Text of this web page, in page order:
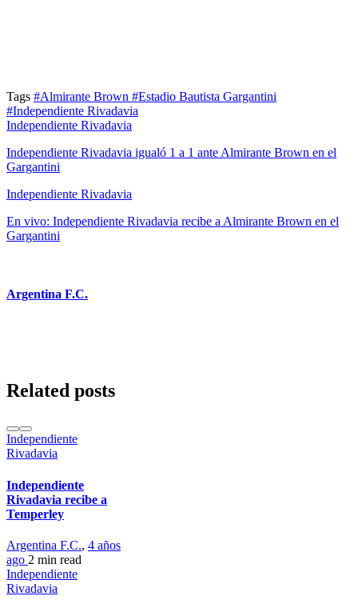
Tags #Almirante Brown #Estadio Bautista Gargantini
#Independiente Rivadavia
Independiente Rivadavia
Independiente Rivadavia igualó 1 a 1 ante Almirante Brown en el
Gargantini
Independiente Rivadavia
En vivo: Independiente Rivadavia recibe a Almirante Brown en el
Gargantini
Argentina F.C.
Related posts
Independiente
Rivadavia
Independiente
Rivadavia recibe a
Temperley
Argentina F.C., 4 años
ago 2 min read
Independiente
Rivadavia